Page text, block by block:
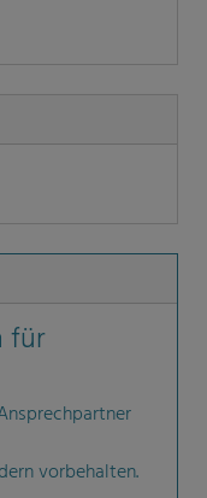
für
vorbehalten.